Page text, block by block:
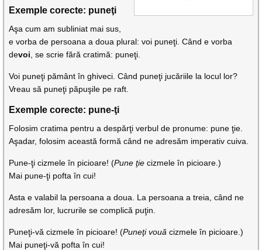
Exemple corecte: puneţi
Aşa cum am subliniat mai sus,
e vorba de persoana a doua plural: voi puneţi. Când e vorba
devoi , se scrie fără cratimă: puneţi.
Voi puneţi pământ în ghiveci. Când puneţi jucăriile la locul lor?
Vreau să puneţi păpuşile pe raft.
Exemple corecte: pune-ţi
Folosim cratima pentru a despărţi verbul de pronume: pune ţie.
Aşadar, folosim această formă când ne adresăm imperativ cuiva.
Pune-ţi cizmele în picioare! (Pune ţie cizmele în picioare.)
Mai pune-ţi pofta în cui!
Asta e valabil la persoana a doua. La persoana a treia, când ne
adresăm lor, lucrurile se complică puţin.
Puneţi-vă cizmele în picioare! (Puneţi vouă cizmele în picioare.)
Mai puneţi-vă pofta în cui!